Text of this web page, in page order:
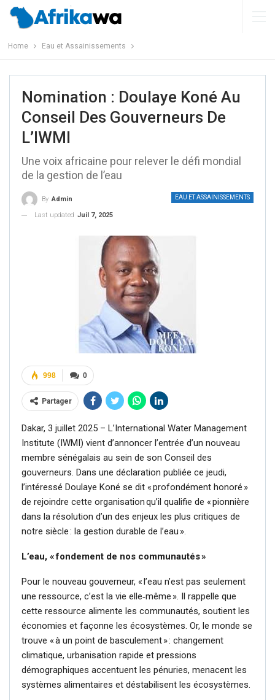
Home Eau et Assainissements
Nomination : Doulaye Koné Au
Conseil Des Gouverneurs De
L’IWMI
Une voix africaine pour relever le défi mondial
de la gestion de l’eau
EAU ET ASSAINISSEMENTS
By Admin
Last updated Juil 7, 2025
0
998
Partager
Dakar, 3 juillet 2025 – L’International Water Management
Institute (IWMI) vient d’annoncer l’entrée d’un nouveau
membre sénégalais au sein de son Conseil des
gouverneurs. Dans une déclaration publiée ce jeudi,
l’intéressé Doulaye Koné se dit « profondément honoré »
de rejoindre cette organisation qu’il qualifie de « pionnière
dans la résolution d’un des enjeux les plus critiques de
notre siècle : la gestion durable de l’eau ».
L’eau, « fondement de nos communautés »
Pour le nouveau gouverneur, « l’eau n’est pas seulement
une ressource, c’est la vie elle‑même ». Il rappelle que
cette ressource alimente les communautés, soutient les
économies et façonne les écosystèmes. Or, le monde se
trouve « à un point de basculement » : changement
climatique, urbanisation rapide et pressions
démographiques accentuent les pénuries, menacent les
systèmes alimentaires et déstabilisent les écosystèmes.